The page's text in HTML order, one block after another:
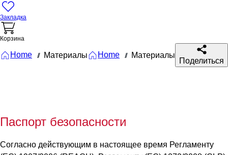
Закладка
Корзина
Home /// Материалы Home /// Материалы
Поделиться
Паспорт безопасности
Согласно действующим в настоящее время Регламенту